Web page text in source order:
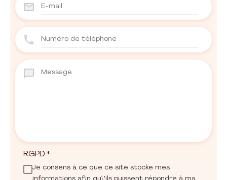
RGPD *
Je consens à ce que ce site stocke mes